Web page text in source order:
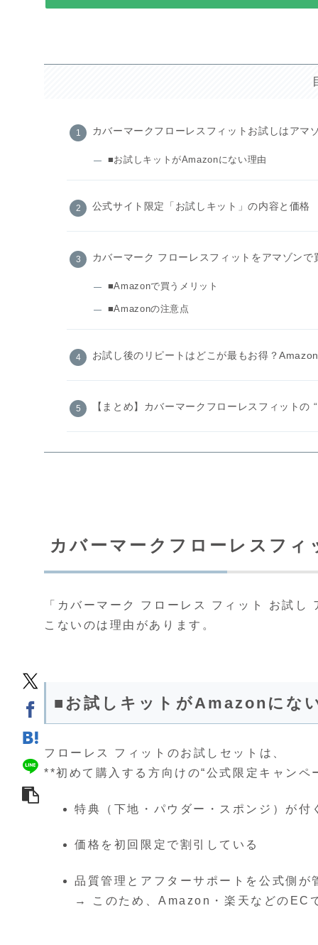
カバーマークフローレスフィットお試しはアマ
■お試しキットがAmazonにない理由
公式サイト限定「お試しキット」の内容と価格
カバーマーク フローレスフィットをアマゾン
■Amazonで買うメリット
■Amazonの注意点
お試し後のリピートはどこが最もお得？
【まとめ】カバーマークフローレスフィット
カバーマークフローレスフ
「カバーマーク フローレス フィット お試
こないのは理由があります。
■お試しキットがAmazonにな
フローレス フィットのお試しセットは、
**初めて購入する方向けの“公式限定キャン
特典（下地・パウダー・スポンジ）が付
価格を初回限定で割引している
品質管理とアフターサポートを公式側が
→ このため、Amazon・楽天などのEC